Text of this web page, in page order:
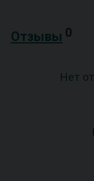
Отзывы 0
Нет